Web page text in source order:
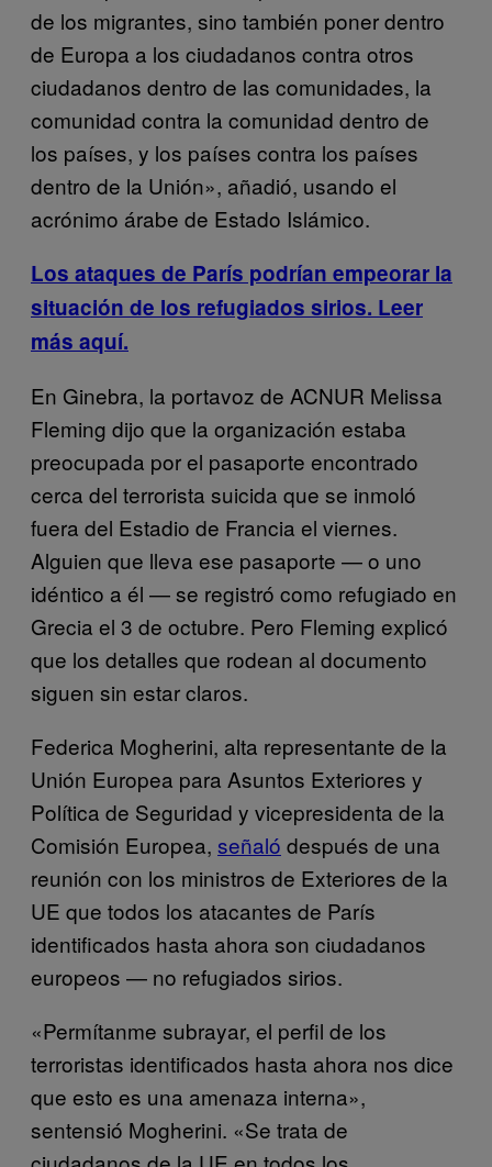
de los migrantes, sino también poner dentro
de Europa a los ciudadanos contra otros
ciudadanos dentro de las comunidades, la
comunidad contra la comunidad dentro de
los países, y los países contra los países
dentro de la Unión», añadió, usando el
acrónimo árabe de Estado Islámico.
Los ataques de París podrían empeorar la
situación de los refugiados sirios. Leer
más aquí.
En Ginebra, la portavoz de ACNUR Melissa
Fleming dijo que la organización estaba
preocupada por el pasaporte encontrado
cerca del terrorista suicida que se inmoló
fuera del Estadio de Francia el viernes.
Alguien que lleva ese pasaporte — o uno
idéntico a él — se registró como refugiado en
Grecia el 3 de octubre. Pero Fleming explicó
que los detalles que rodean al documento
siguen sin estar claros.
Federica Mogherini, alta representante de la
Unión Europea para Asuntos Exteriores y
Política de Seguridad y vicepresidenta de la
Comisión Europea, señaló después de una
reunión con los ministros de Exteriores de la
UE que todos los atacantes de París
identificados hasta ahora son ciudadanos
europeos — no refugiados sirios.
«Permítanme subrayar, el perfil de los
terroristas identificados hasta ahora nos dice
que esto es una amenaza interna»,
sentensió Mogherini. «Se trata de